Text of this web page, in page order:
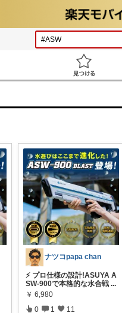
ナツコpapa chan
⚡ プロ仕様の設計!ASUYA A
SW-900で本格的な水合戦 ...
￥ 6,980
0 1 11